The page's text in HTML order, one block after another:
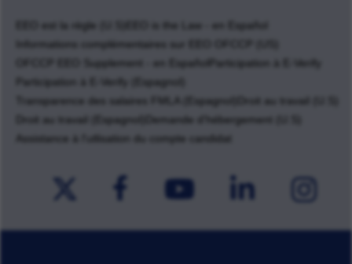
EEO est la règle (U.S)
EEO is the Law - en Español
Informations complémentaires sur EEO OFCCP (US)
OFCCP EEO Supplement - en Español
Participation à E-Verify
Participation à E-Verify (Espagnol)
Transparence des salaires FMLA (Espagnol)
Droit au travail (U.S)
Droit au travail (Espagnol)
Demande d'hébergement (U.S)
Assistance à l'utlisation du compte candidat